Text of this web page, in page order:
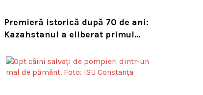
Premieră istorică după 70 de ani:
Kazahstanul a eliberat primul
readuce prădătorul dispărut în
habitatul său natural